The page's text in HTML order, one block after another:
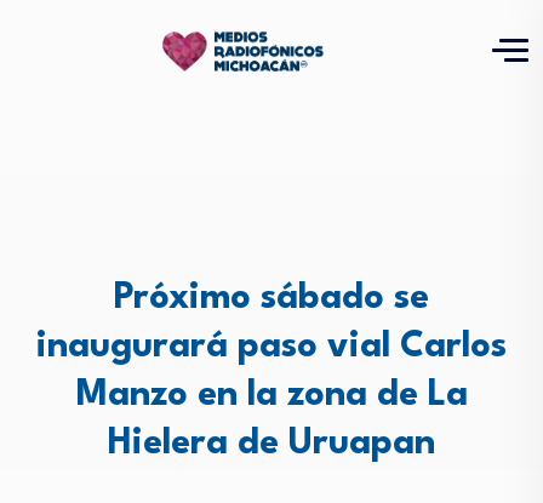
Próximo sábado se
inaugurará paso vial Carlos
Manzo en la zona de La
Hielera de Uruapan